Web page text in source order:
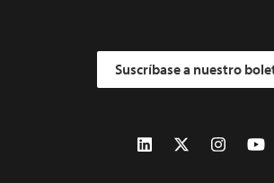
Suscríbase a nuestro